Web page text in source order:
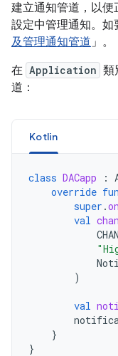
建立通知管道，以
設定中管理通知。如
及管理通知管道」。
在 Application 類
道：
Kotlin
class DACapp :
override fun
super .
val
)
val
}
}